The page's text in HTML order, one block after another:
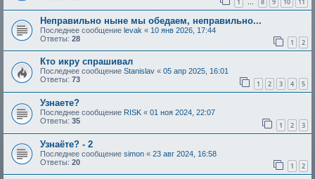
…
Неправильно ныне мы обедаем, неправильно...
Последнее сообщение levak « 10 янв 2026, 17:44
Ответы: 28 1 2
Кто икру спрашивал
Последнее сообщение Stanislav « 05 апр 2025, 16:01
Ответы: 73 1 2 3 4 5
Узнaете?
Последнее сообщение RISK « 01 ноя 2024, 22:07
Ответы: 35 1 2 3
Узнаёте? - 2
Последнее сообщение simon « 23 авг 2024, 16:58
Ответы: 20 1 2